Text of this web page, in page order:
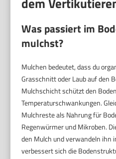
Was passiert im
mulchst?
Mulchen bedeutet, dass du
Grasschnitt oder Laub auf den
Mulchschicht schützt den
Temperaturschwankungen.
Mulchreste als Nahrung für
Regenwürmer und Mikroben.
den Mulch und verwandeln ihn
verbessert sich die